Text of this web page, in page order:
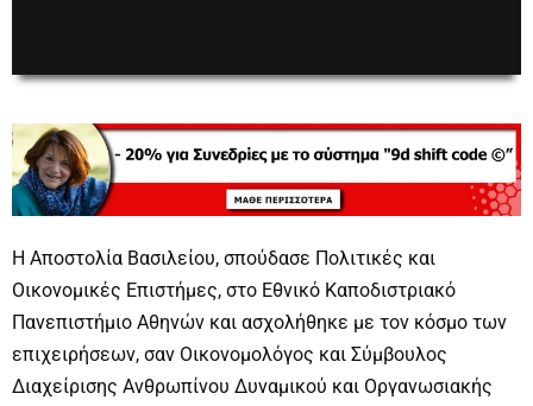
Η Αποστολία Βασιλείου, σπούδασε Πολιτικές και
Οικονομικές Επιστήμες, στο Εθνικό Καποδιστριακό
Πανεπιστήμιο Αθηνών και ασχολήθηκε με τον κόσμο των
επιχειρήσεων, σαν Οικονομολόγος και Σύμβουλος
Διαχείρισης Ανθρωπίνου Δυναμικού και Οργανωσιακής